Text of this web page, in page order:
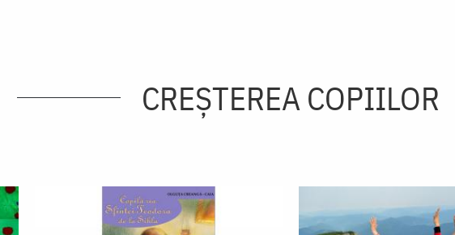
CREŞTEREA COPIILOR